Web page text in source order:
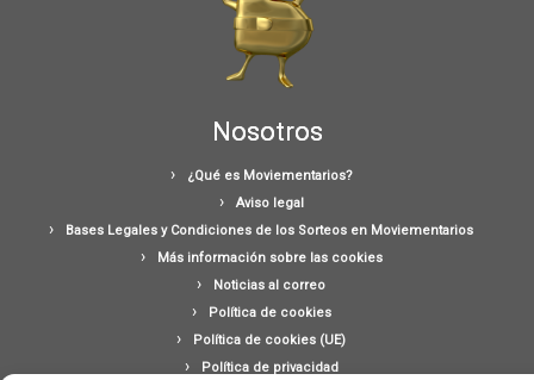
Nosotros
¿Qué es Moviementarios?
Aviso legal
Bases Legales y Condiciones de los Sorteos en Moviementarios
Más información sobre las cookies
Noticias al correo
Política de cookies
Política de cookies (UE)
Política de privacidad